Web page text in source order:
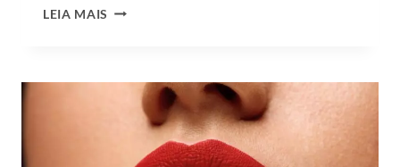
LEIA MAIS ORAÇÕES
DE
INÁCIO
LOYOLA,